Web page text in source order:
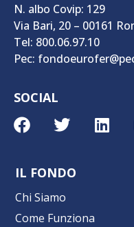
N. albo Covip: 129
Via Bari, 20 – 00161
Tel: 800.06.97.10
Pec:
SOCIAL
IL FONDO
Chi Siamo
Come Funziona